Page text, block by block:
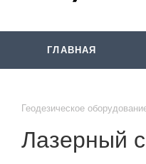
ГЛАВНАЯ
Геодезическое
Лазерный